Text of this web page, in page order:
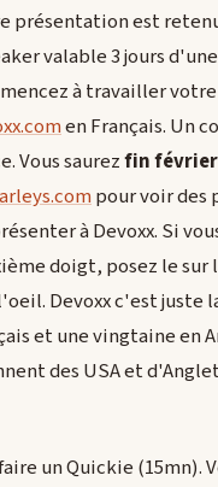
présentation est
valable 3 jours d'une
à travailler
en Français. Un
Vous saurezfin février
pour voir des
à Devoxx. Si
doigt, posez le sur
Devoxx c'est juste
et une vingtaine en
des USA et
un Quickie (15mn).